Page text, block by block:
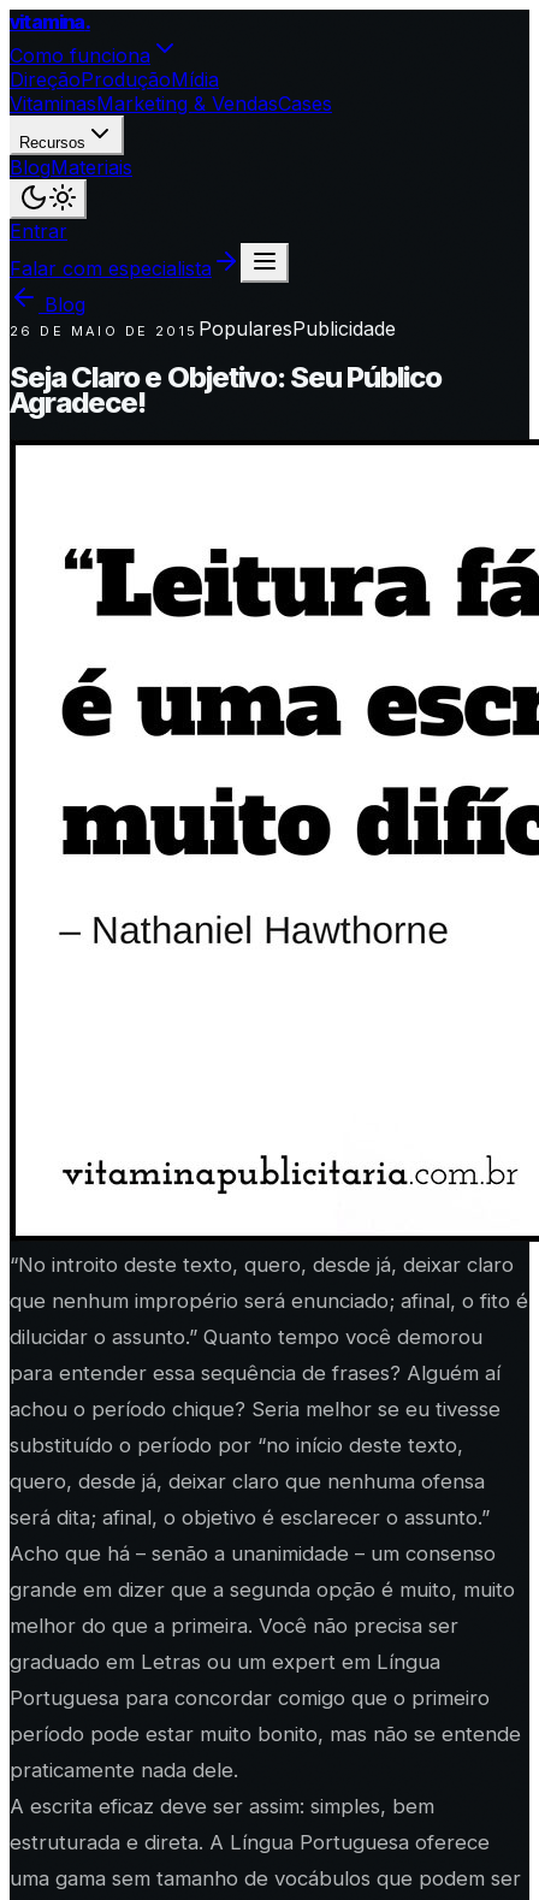
vitamina.
Como funciona
DireçãoProduçãoMídia
VitaminasMarketing & VendasCases
Recursos
BlogMateriais
Entrar
Falar com especialista
Blog
26 DE MAIO DE 2015 PopularesPublicidade
Seja Claro e Objetivo: Seu Público
Agradece!
“No introito deste texto, quero, desde já, deixar claro
que nenhum impropério será enunciado; afinal, o fito é
dilucidar o assunto.” Quanto tempo você demorou
para entender essa sequência de frases? Alguém aí
achou o período chique? Seria melhor se eu tivesse
substituído o período por “no início deste texto,
quero, desde já, deixar claro que nenhuma ofensa
será dita; afinal, o objetivo é esclarecer o assunto.”
Acho que há – senão a unanimidade – um consenso
grande em dizer que a segunda opção é muito, muito
melhor do que a primeira. Você não precisa ser
graduado em Letras ou um expert em Língua
Portuguesa para concordar comigo que o primeiro
período pode estar muito bonito, mas não se entende
praticamente nada dele.
A escrita eficaz deve ser assim: simples, bem
estruturada e direta. A Língua Portuguesa oferece
uma gama sem tamanho de vocábulos que podem ser